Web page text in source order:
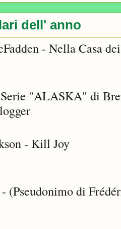
dell' anno
- Nella Casa
"ALASKA" di
- Kill Joy
(Pseudonimo di